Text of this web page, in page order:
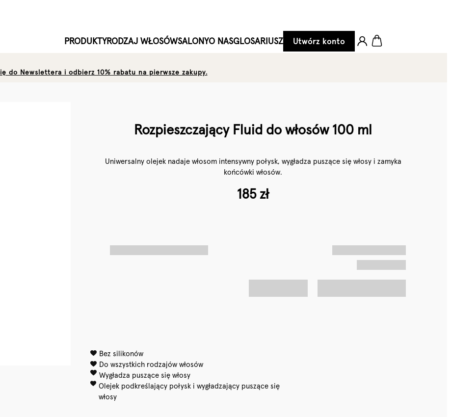
PRODUKTYRODZAJ WŁOSÓWSALONYO NASGLOSARIUSZ Utwórz konto
do Newslettera i odbierz 10% rabatu na pierwsze zakupy.
Rozpieszczający Fluid do włosów 100 ml
Uniwersalny olejek nadaje włosom intensywny połysk, wygładza puszące się włosy i zamyka
końcówki włosów.
185 zł
Bez silikonów
Do wszystkich rodzajów włosów
Wygładza puszące się włosy
Olejek podkreślający połysk i wygładzający puszące się
włosy